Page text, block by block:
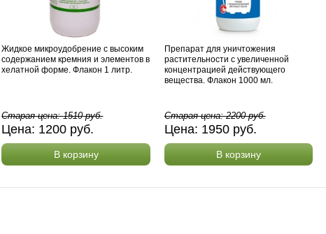
Жидкое микроудобрение с высоким
содержанием кремния и элементов в
хелатной форме. Флакон 1 литр.
Старая цена:1510руб.
Цена: 1200 руб.
В корзину
Препарат для уничтожения
растительности с увеличенной
концентрацией действующего
вещества. Флакон 1000 мл.
Старая цена:2200руб.
Цена: 1950руб.
В корзину